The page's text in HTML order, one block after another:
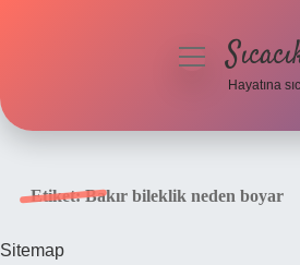
menüyü
Hayatına
Etiket:Bakır bileklik neden boyar
Sitemap